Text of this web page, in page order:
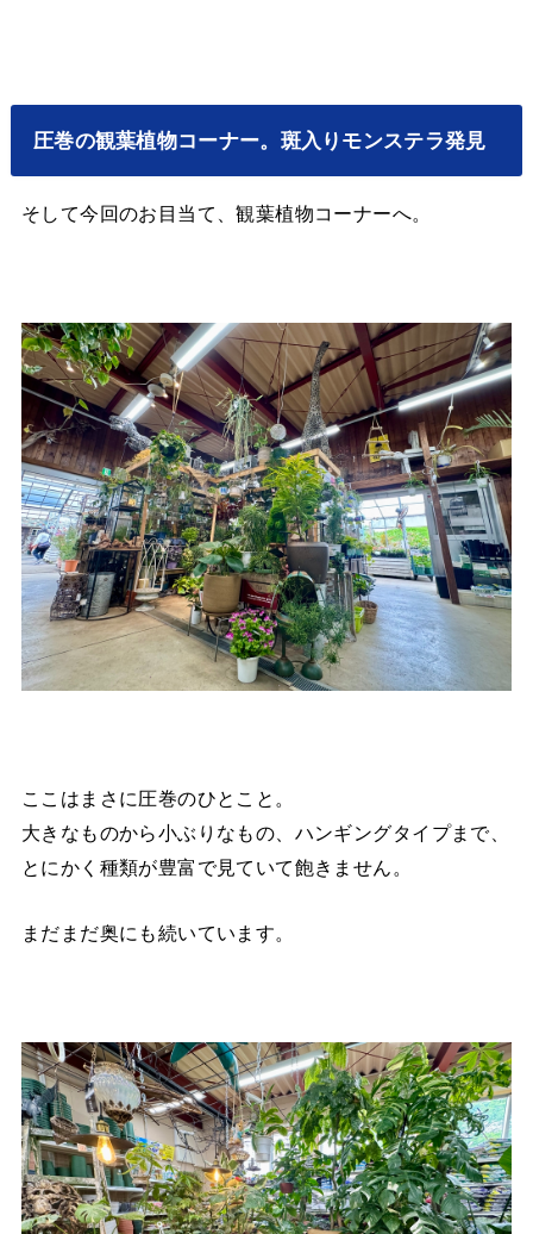
圧巻の観葉植物コーナー。斑入りモンステラ発見
そして今回のお目当て、観葉植物コーナーへ。
ここはまさに圧巻のひとこと。
大きなものから小ぶりなもの、ハンギングタイプまで、
とにかく種類が豊富で見ていて飽きません。
まだまだ奥にも続いています。